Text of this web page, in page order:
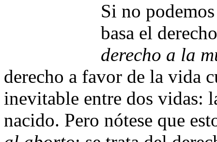
Si no
basa el
derecho a la
derecho a favor de la vida
inevitable entre dos vidas:
nacido. Pero nótese que